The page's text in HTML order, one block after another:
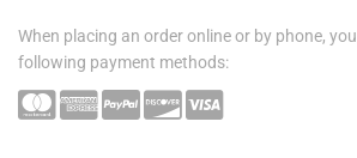
When placing an order online or by phone,
following payment methods: